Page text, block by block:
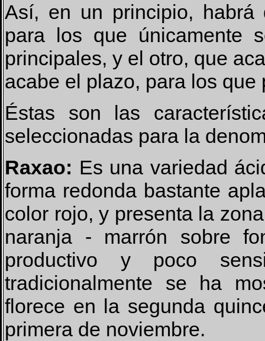
Así, en un principio, habrá
para los que únicamente
principales, y el otro, que
acabe el plazo, para los
Éstas son las
seleccionadas para la
Raxao: Es una variedad
forma redonda bastante
color rojo, y presenta la
naranja - marrón sobre
productivo y poco
tradicionalmente se ha
florece en la segunda
primera de noviembre.